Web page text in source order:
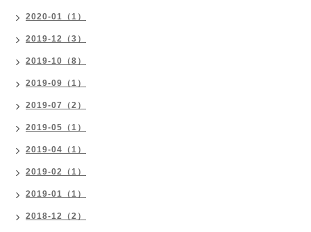
2020-01（1）
2019-12（3）
2019-10（8）
2019-09（1）
2019-07（2）
2019-05（1）
2019-04（1）
2019-02（1）
2019-01（1）
2018-12（2）